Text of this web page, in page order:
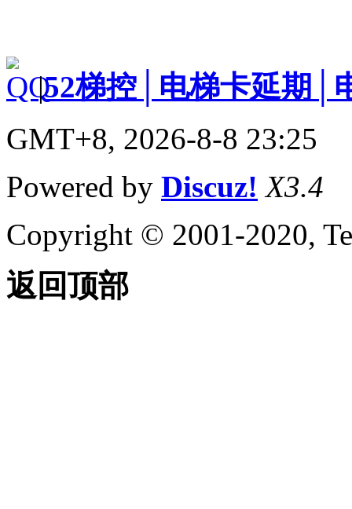
|52梯控│电梯卡延期│
GMT+8, 2026-8-8 23:25
Powered by Discuz! X3.4
Copyright © 2001-2020,
返回顶部